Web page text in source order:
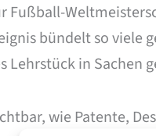
Fußball-
bündelt so viele
Lehrstück in Sachen
wie Patente,